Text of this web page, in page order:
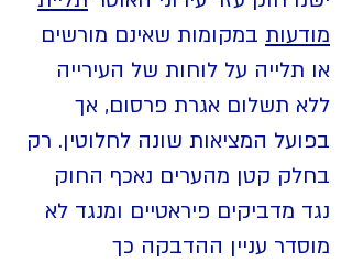
מודעות במקומות שאינם מורשים
או תלייה על לוחות של העירייה
ללא תשלום אגרת פרסום, אך
בפועל המציאות שונה לחלוטין. רק
בחלק קטן מהערים נאכף החוק
נגד מדביקים פיראטיים ומנגד לא
מוסדר עניין ההדבקה כך